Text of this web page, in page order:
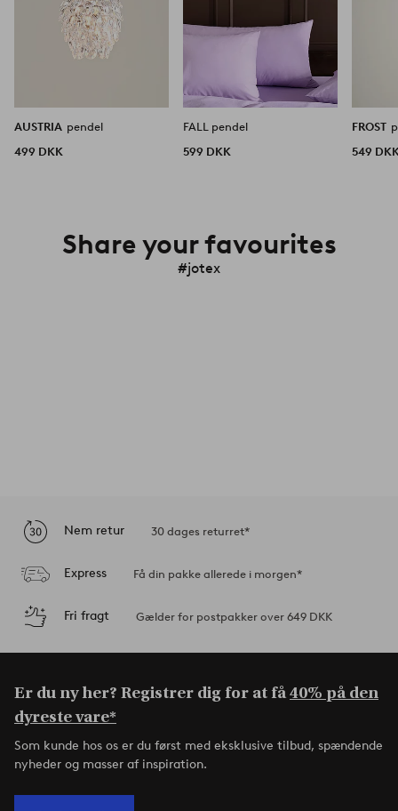
AUSTRIA pendel
499 DKK
FALL pendel
599 DKK
FROST
549
Share your favourites
#jotex
Nem retur 30 dages returret*
Express Få din pakke allerede i morgen*
Fri fragt Gælder for postpakker over 649 DKK
Er du ny her? Registrer dig for at få40% på den
dyreste vare*
Som kunde hos os er du først med eksklusive tilbud, spændende
nyheder og masser af inspiration.